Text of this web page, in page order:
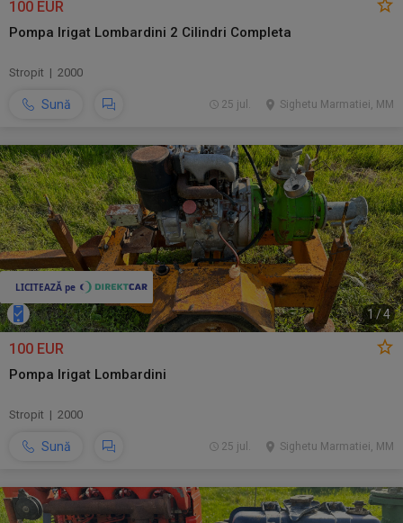
100 EUR
Pompa Irigat Lombardini 2 Cilindri Completa
Stropit | 2000
Sună Sighetu Marmatiei, MM
25 jul.
1 /4
100 EUR
Pompa Irigat Lombardini
Stropit | 2000
Sună Sighetu Marmatiei, MM
25 jul.